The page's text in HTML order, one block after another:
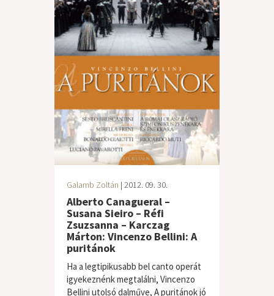
Galamb Zoltán | 2012. 09. 30.
Alberto Canagueral –
Susana Sieiro – Réfi
Zsuzsanna – Karczag
Márton: Vincenzo Bellini: A
puritánok
Ha a legtipikusabb bel canto operát
igyekeznénk megtalálni, Vincenzo
Bellini utolsó dalműve, A puritánok jó